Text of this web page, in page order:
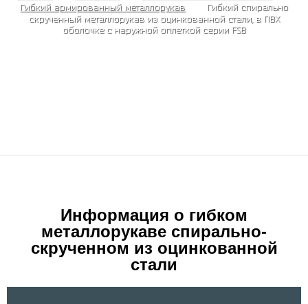
Гибкий армированный металлорукав
Гибкий спирально
скрученный металлорукав из оцинкованной стали, в ПВХ
оболочке с наружной оплеткой серии FSB
Информация о гибком
металлорукаве спирально-
скрученном из оцинкованной
стали